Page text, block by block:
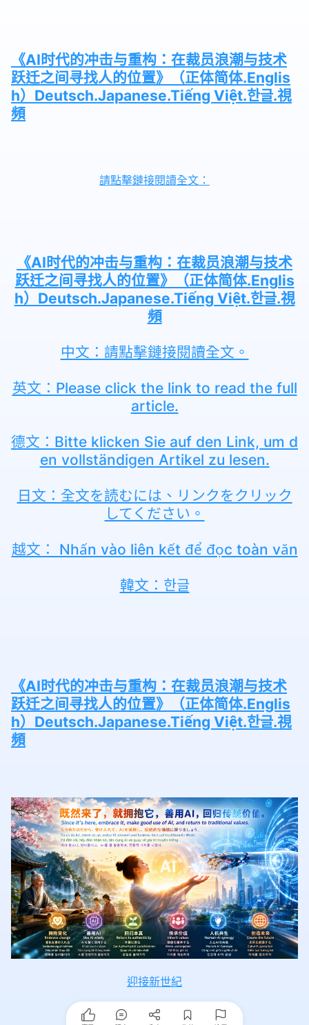
《AI时代的冲击与重构：在裁员浪潮与技术
跃迁之间寻找人的位置》（正体简体.Englis
h）Deutsch.Japanese.Tiếng Việt.한글.視
頻
請點擊鏈接閱讀全文：
《AI时代的冲击与重构：在裁员浪潮与技术
跃迁之间寻找人的位置》（正体简体.Englis
h）Deutsch.Japanese.Tiếng Việt.한글.視
頻
中文：請點擊鏈接閱讀全文。
英文：Please click the link to read the full
article.
德文：Bitte klicken Sie auf den Link, um d
en vollständigen Artikel zu lesen.
日文：全文を読むには、リンクをクリック
してください。
越文： Nhấn vào liên kết để đọc toàn văn
韓文：한글
《AI时代的冲击与重构：在裁员浪潮与技术
跃迁之间寻找人的位置》（正体简体.Englis
h）Deutsch.Japanese.Tiếng Việt.한글.視
頻
迎接新世紀